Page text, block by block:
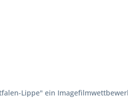
Lippe" ein